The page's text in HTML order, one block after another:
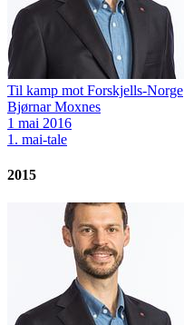
Til kamp mot Forskjells-Norge
Bjørnar Moxnes
1 mai 2016
1. mai-tale
2015